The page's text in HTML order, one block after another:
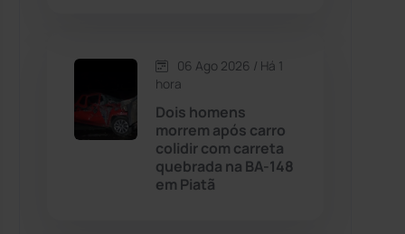
Economia (1235)
06 Ago 2026 / Há 1
hora
Dois homens
morrem após carro
colidir com carreta
quebrada na BA-148
em Piatã